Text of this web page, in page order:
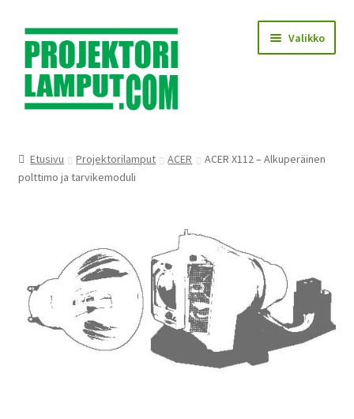
Siirry
navigointiin
Siirry
sisältöön
Valikko
Käyttöehdot
valikko
Yhteystiedot
KIRJAUDU
Etusivu Projektorilamput ACER
ACER X112 – Alkuperäinen
polttimo ja tarvikemoduli